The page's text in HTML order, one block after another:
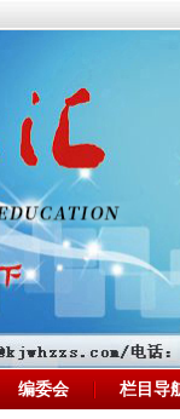
编委会 栏目导